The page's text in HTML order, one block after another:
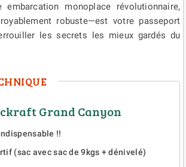
monoplace révolutionnaire,
robuste—est votre passeport
les secrets les mieux gardés du
Grand Canyon
!!
(sac avec sac de 9kgs + dénivelé)